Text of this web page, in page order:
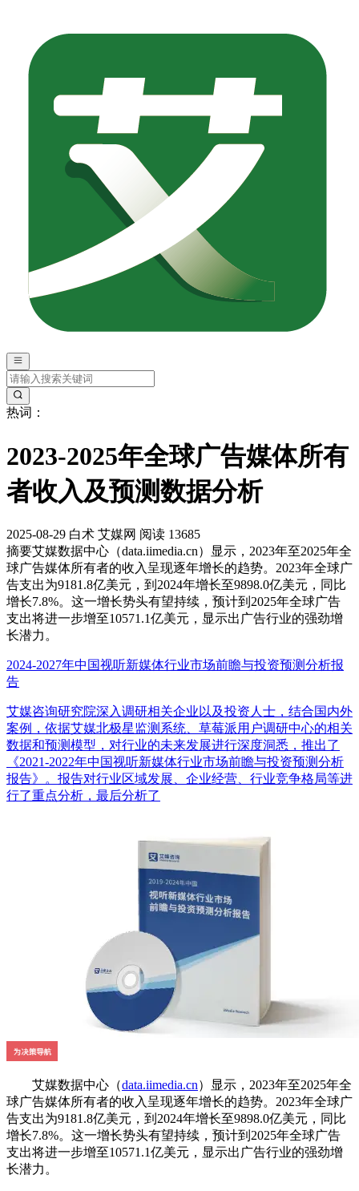
热词：
2023-2025年全球广告媒体所有
者收入及预测数据分析
2025-08-29 白术 艾媒网 阅读 13685
摘要艾媒数据中心（data.iimedia.cn）显示，2023年至2025年全
球广告媒体所有者的收入呈现逐年增长的趋势。2023年全球广
告支出为9181.8亿美元，到2024年增长至9898.0亿美元，同比
增长7.8%。这一增长势头有望持续，预计到2025年全球广告
支出将进一步增至10571.1亿美元，显示出广告行业的强劲增
长潜力。
2024-2027年中国视听新媒体行业市场前瞻与投资预测分析报
告
艾媒咨询研究院深入调研相关企业以及投资人士，结合国内外
案例，依据艾媒北极星监测系统、草莓派用户调研中心的相关
数据和预测模型，对行业的未来发展进行深度洞悉，推出了
《2021-2022年中国视听新媒体行业市场前瞻与投资预测分析
报告》。报告对行业区域发展、企业经营、行业竞争格局等进
行了重点分析，最后分析了
艾媒数据中心（data.iimedia.cn）显示，2023年至2025年全
球广告媒体所有者的收入呈现逐年增长的趋势。2023年全球广
告支出为9181.8亿美元，到2024年增长至9898.0亿美元，同比
增长7.8%。这一增长势头有望持续，预计到2025年全球广告
支出将进一步增至10571.1亿美元，显示出广告行业的强劲增
长潜力。